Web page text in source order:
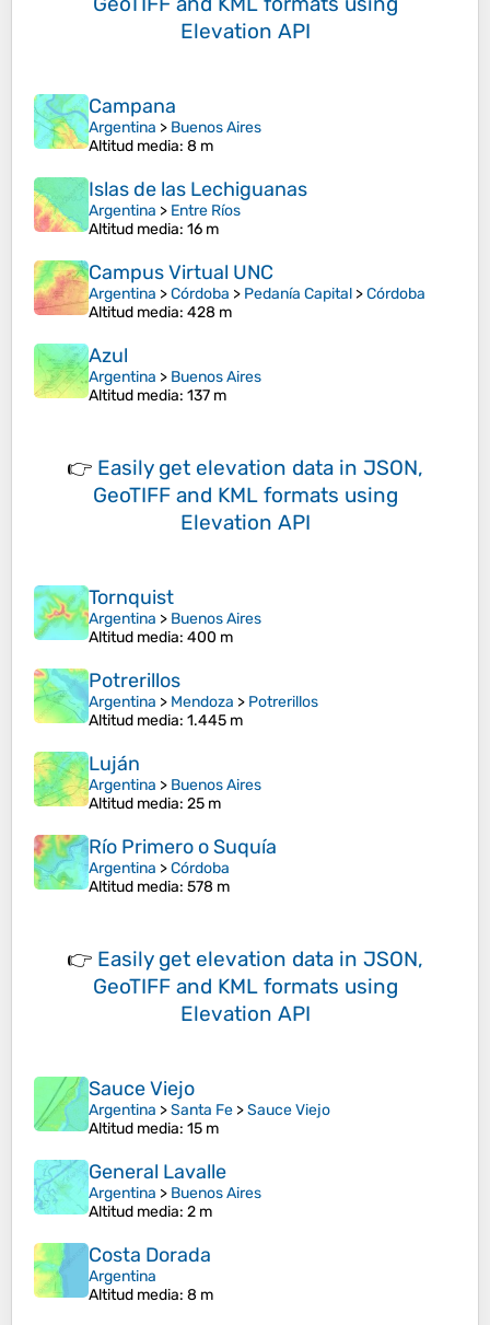
Elevation API
Campana
Argentina > Buenos Aires
Altitud media: 8 m
Islas de las Lechiguanas
Argentina > Entre Ríos
Altitud media: 16 m
Campus Virtual UNC
Argentina >Córdoba > Pedanía Capital >Córdoba
Altitud media: 428 m
Azul
Argentina > Buenos Aires
Altitud media: 137 m
👉 Easily get elevation data in JSON,
GeoTIFF and KML formats using
Elevation API
Tornquist
Argentina > Buenos Aires
Altitud media: 400 m
Potrerillos
Argentina > Mendoza > Potrerillos
Altitud media: 1.445 m
Luján
Argentina > Buenos Aires
Altitud media: 25 m
Río Primero o Suquía
Argentina >Córdoba
Altitud media: 578 m
👉 Easily get elevation data in JSON,
GeoTIFF and KML formats using
Elevation API
Sauce Viejo
Argentina >Santa Fe >Sauce Viejo
Altitud media: 15 m
General Lavalle
Argentina > Buenos Aires
Altitud media: 2 m
Costa Dorada
Argentina
Altitud media: 8 m